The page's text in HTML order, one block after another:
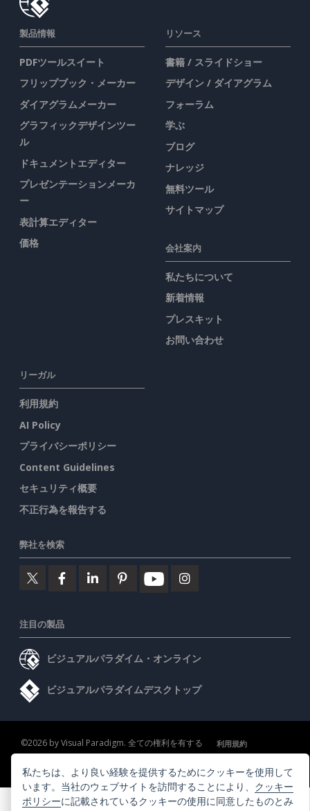
製品情報
PDFツールスイート
フリップブック・メーカー
ダイアグラムメーカー
グラフィックデザインツー
ル
ドキュメントエディター
プレゼンテーションメーカ
ー
表計算エディター
価格
リソース
書籍 / スライドショー
デザイン / ダイアグラム
フォーラム
学ぶ
ブログ
ナレッジ
無料ツール
サイトマップ
会社案内
私たちについて
新着情報
プレスキット
お問い合わせ
リーガル
利用規約
AI Policy
プライバシーポリシー
Content Guidelines
セキュリティ概要
不正行為を報告する
弊社を検索
注目の製品
ビジュアルパラダイム・オンライン
ビジュアルパラダイムデスクトップ
©2026 by Visual Paradigm. 全ての権利を有する
利用規約
プライバシーポリシー
Content Guidelines セキュリティ概要
私たちは、より良い経験を提供するためにクッキーを使用して
います。当社のウェブサイトを訪問することにより、 クッキー
ポリシーに記載されているクッキーの使用に同意したものとみ